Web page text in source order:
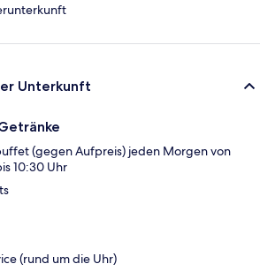
Unterkunft
(gegen Aufpreis) jeden Morgen von
10:30 Uhr
(rund um die Uhr)